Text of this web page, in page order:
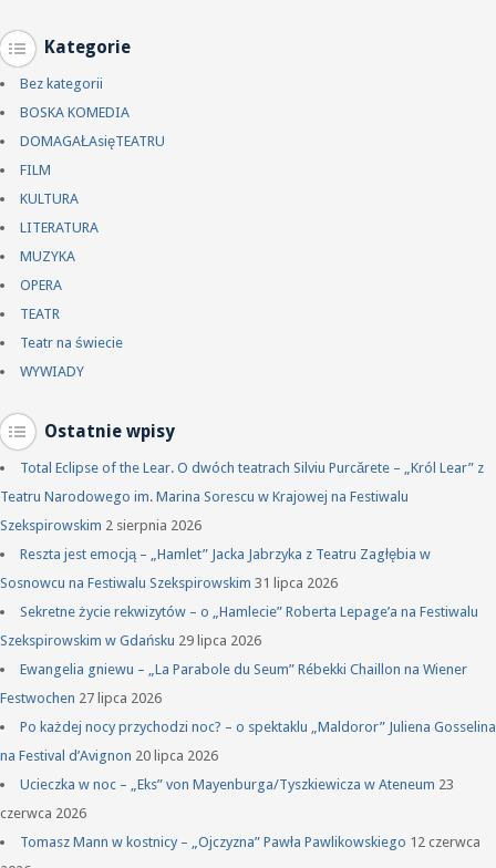
Kategorie
Bez kategorii
BOSKA KOMEDIA
DOMAGAŁAsięTEATRU
FILM
KULTURA
LITERATURA
MUZYKA
OPERA
TEATR
Teatr na świecie
WYWIADY
Ostatnie wpisy
Total Eclipse of the Lear. O dwóch teatrach Silviu Purcărete – „Król Lear” z
Teatru Narodowego im. Marina Sorescu w Krajowej na Festiwalu
Szekspirowskim 2 sierpnia 2026
Reszta jest emocją – „Hamlet” Jacka Jabrzyka z Teatru Zagłębia w
Sosnowcu na Festiwalu Szekspirowskim 31 lipca 2026
Sekretne życie rekwizytów – o „Hamlecie” Roberta Lepage’a na Festiwalu
Szekspirowskim w Gdańsku 29 lipca 2026
Ewangelia gniewu – „La Parabole du Seum” Rébekki Chaillon na Wiener
Festwochen 27 lipca 2026
Po każdej nocy przychodzi noc? – o spektaklu „Maldoror” Juliena Gosselina
na Festival d’Avignon 20 lipca 2026
Ucieczka w noc – „Eks” von Mayenburga/Tyszkiewicza w Ateneum 23
czerwca 2026
Tomasz Mann w kostnicy – „Ojczyzna” Pawła Pawlikowskiego 12 czerwca